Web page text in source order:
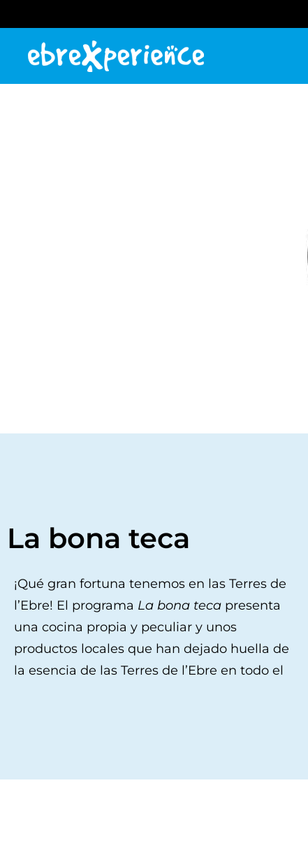
La bona teca
¡Qué gran fortuna tenemos en las Terres de
l’Ebre! El programa La bona teca presenta
una cocina propia y peculiar y unos
productos locales que han dejado huella de
la esencia de las Terres de l’Ebre en todo el
por el territorio sin hacer una parada obligada
para deleitarse con unas comidas con
denominación de origen y endémicas de este
territorio. Isabel Carrasco, como bon vivant y
para encontrar los mejores sabores 100% de
aquí. No se puede terminar un capítulo sin